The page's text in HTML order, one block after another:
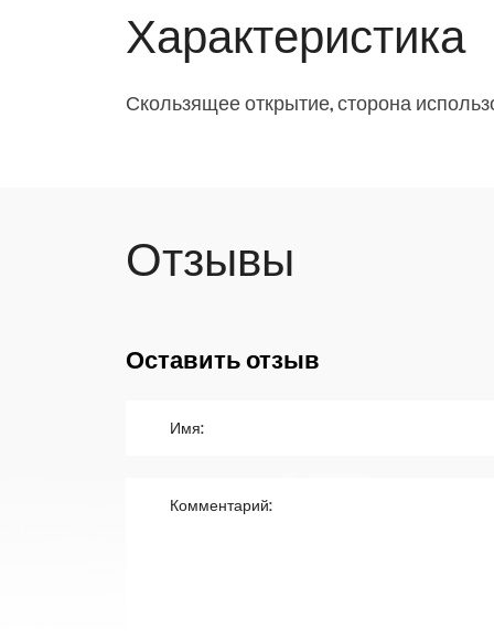
Характеристика
Скользящее открытие, сторона
Отзывы
Оставить отзыв